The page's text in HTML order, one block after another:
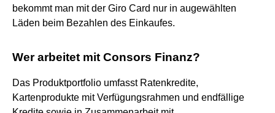
bekommt man mit der Giro Card nur in augewählten
Läden beim Bezahlen des Einkaufes.
Wer arbeitet mit Consors Finanz?
Das Produktportfolio umfasst Ratenkredite,
Kartenprodukte mit Verfügungsrahmen und endfällige